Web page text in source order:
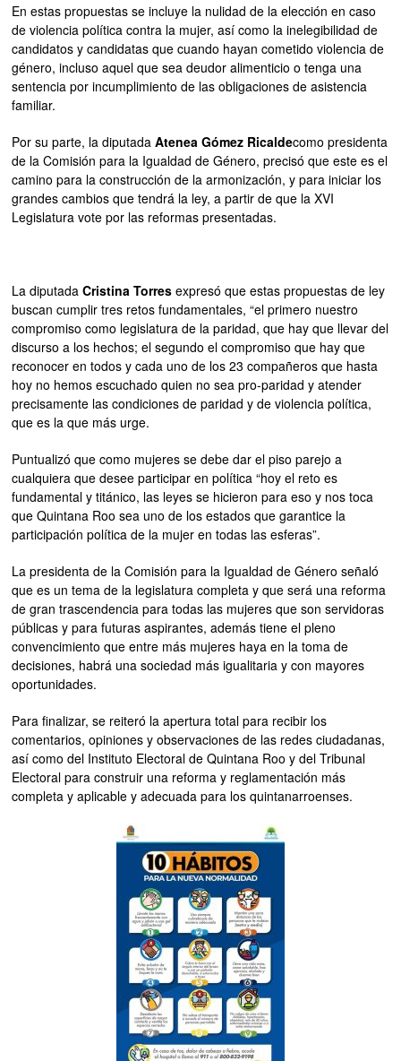
En estas propuestas se incluye la nulidad de la elección en caso
de violencia política contra la mujer, así como la inelegibilidad de
candidatos y candidatas que cuando hayan cometido violencia de
género, incluso aquel que sea deudor alimenticio o tenga una
sentencia por incumplimiento de las obligaciones de asistencia
familiar.
Por su parte, la diputadaAtenea Gómez Ricaldecomo presidenta
de la Comisión para la Igualdad de Género, precisó que este es el
camino para la construcción de la armonización, y para iniciar los
grandes cambios que tendrá la ley, a partir de que la XVI
Legislatura vote por las reformas presentadas.
La diputadaCristina Torresexpresó que estas propuestas de ley
buscan cumplir tres retos fundamentales, “el primero nuestro
compromiso como legislatura de la paridad, que hay que llevar del
discurso a los hechos; el segundo el compromiso que hay que
reconocer en todos y cada uno de los 23 compañeros que hasta
hoy no hemos escuchado quien no sea pro-paridad y atender
precisamente las condiciones de paridad y de violencia política,
que es la que más urge.
Puntualizó que como mujeres se debe dar el piso parejo a
cualquiera que desee participar en política “hoy el reto es
fundamental y titánico, las leyes se hicieron para eso y nos toca
que Quintana Roo sea uno de los estados que garantice la
participación política de la mujer en todas las esferas”.
La presidenta de la Comisión para la Igualdad de Género señaló
que es un tema de la legislatura completa y que será una reforma
de gran trascendencia para todas las mujeres que son servidoras
públicas y para futuras aspirantes, además tiene el pleno
convencimiento que entre más mujeres haya en la toma de
decisiones, habrá una sociedad más igualitaria y con mayores
oportunidades.
Para finalizar, se reiteró la apertura total para recibir los
comentarios, opiniones y observaciones de las redes ciudadanas,
así como del Instituto Electoral de Quintana Roo y del Tribunal
Electoral para construir una reforma y reglamentación más
completa y aplicable y adecuada para los quintanarroenses.